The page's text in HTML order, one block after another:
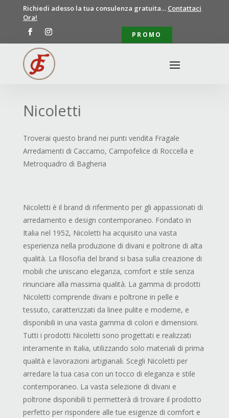
Richiedi adesso la tua consulenza gratuita… Contattaci
Ora!
PROMO
Nicoletti
Troverai questo brand nei punti vendita Fragale
Arredamenti di Caccamo, Campofelice di Roccella e
Metroquadro di Bagheria
Nicoletti è il brand di riferimento per gli appassionati di
arredamento e design contemporaneo. Fondato in
Italia nel 1952, Nicoletti ha acquisito una vasta
esperienza nella produzione di divani e poltrone di alta
qualità. La filosofia del brand si basa sulla creazione di
mobili che uniscano eleganza, comfort e stile senza
rinunciare alla massima qualità. La gamma di prodotti
Nicoletti comprende divani e poltrone in pelle e
tessuto, caratterizzati da linee pulite e moderne, e
disponibili in una vasta gamma di colori e dimensioni.
Tutti i prodotti Nicoletti sono progettati e realizzati
interamente in Italia, utilizzando solo materiali di prima
qualità e lavorazioni artigianali. Scegli Nicoletti per
arredare la tua casa con un tocco di eleganza e stile
contemporaneo. La vasta selezione di divani e
poltrone disponibili ti permetterà di trovare il prodotto
perfetto per rispondere alle tue esigenze di comfort e